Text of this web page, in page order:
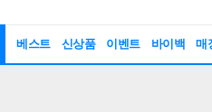
베스트 신상품 이벤트 바이백 매